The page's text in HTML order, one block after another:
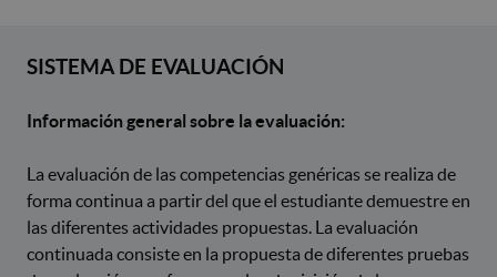
SISTEMA DE EVALUACIÓN
Información general sobre la evaluación:
La evaluación de las competencias genéricas se realiza de
forma continua a partir del que el estudiante demuestre en
las diferentes actividades propuestas. La evaluación
continuada consiste en la propuesta de diferentes pruebas